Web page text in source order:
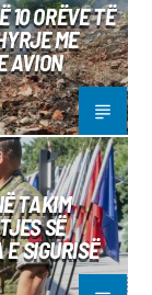
10 ORËVE TË
ME
AVION
TAKIM
SË
SIGURISË